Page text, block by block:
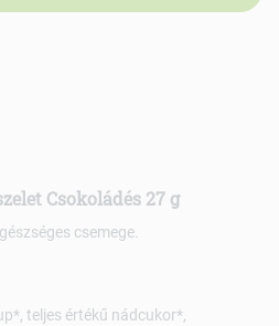
Csokoládés 27 g
csemege.
teljes értékű nádcukor*,